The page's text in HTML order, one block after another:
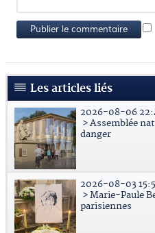
Publier le commentaire
Les articles liés
2026-08-06
> Assemblée
danger
2026-08-03
> Marie-Paule
parisiennes